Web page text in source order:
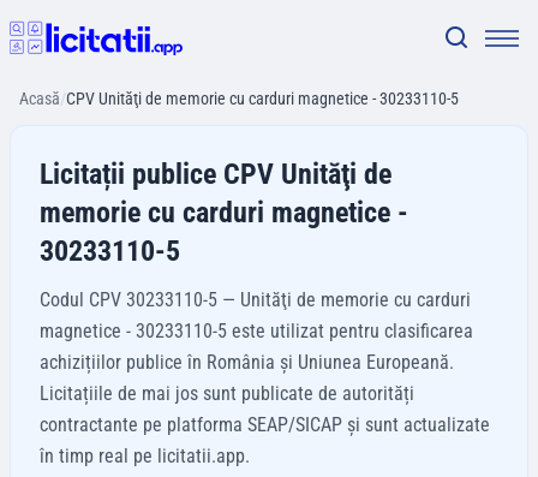
Acasă/CPV Unităţi de memorie cu carduri magnetice - 30233110-5
Licitații publice CPV Unităţi de
memorie cu carduri magnetice -
30233110-5
Codul CPV 30233110-5 — Unităţi de memorie cu carduri
magnetice - 30233110-5 este utilizat pentru clasificarea
achizițiilor publice în România și Uniunea Europeană.
Licitațiile de mai jos sunt publicate de autorități
contractante pe platforma SEAP/SICAP și sunt actualizate
în timp real pe licitatii.app.